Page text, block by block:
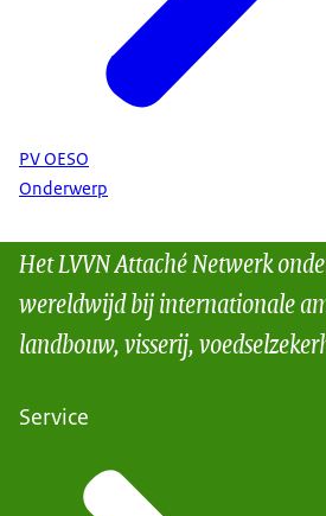
PV OESO
Onderwerp
Het LVVN Attaché Netwerk
wereldwijd bij internationale
landbouw, visserij,
Service